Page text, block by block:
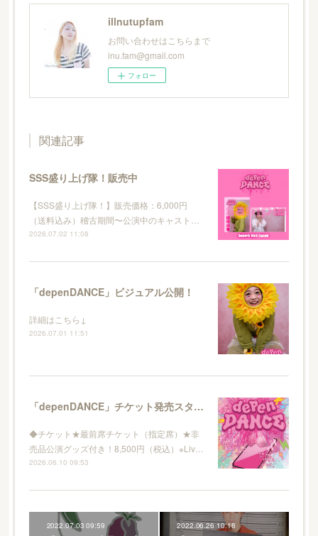
illnutupfam
お問い合わせはこちらまで
inu.fam@gmail.com
フォロー
関連記事
SSS盛り上げ隊！販売中
【SSS盛り上げ隊！】販売価格：6,000円
（送料込み）稽古期間〜公演中のキャスト…
2026.07.02 11:08
「depenDANCE」ビジュアル公開！
詳細はこちら↓
2026.07.01 11:51
「depenDANCE」チケット発売スタート！
◆チケット★最前席チケット（指定席）★非
売品公演グッズ付き！8,500円（税込）※Liv…
2026.06.10 09:53
2022.07.03 09:59 2022.06.26 10:16